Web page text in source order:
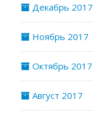
Декабрь 2017
Ноябрь 2017
Октябрь 2017
Август 2017